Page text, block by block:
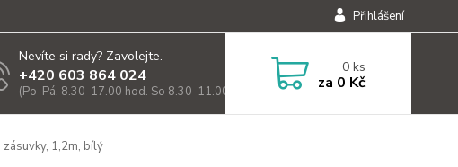
Přihlášení
Nevíte si rady? Zavolejte.
+420 603 864 024
(Po-Pá, 8.30-17.00 hod. So 8.30-11.00)
0ks
za 0 Kč
1,2m, bílý